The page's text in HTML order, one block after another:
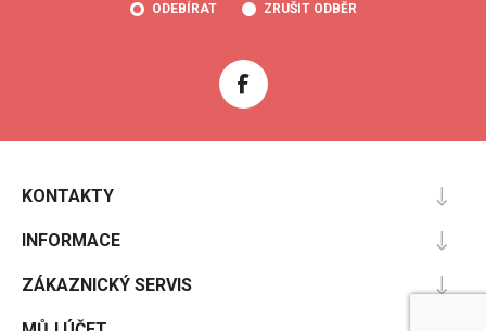
ODEBÍRAT ZRUŠIT ODBĚR
KONTAKTY
INFORMACE
ZÁKAZNICKÝ SERVIS